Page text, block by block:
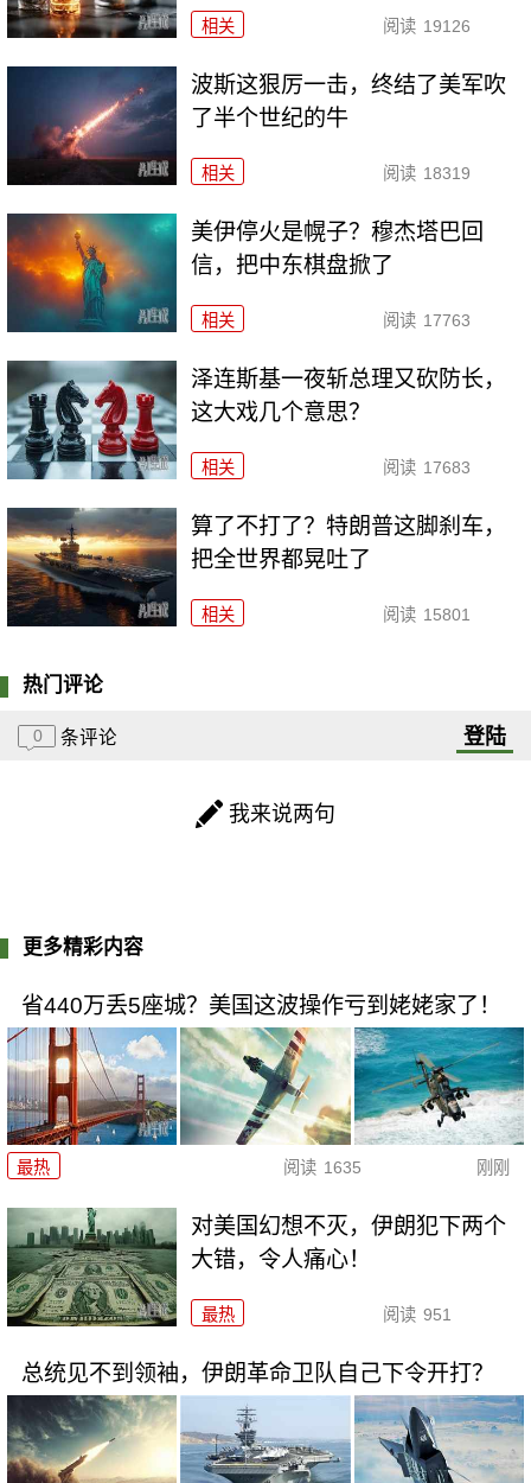
相关 阅读 19126
波斯这狠厉一击，终结了美军吹
了半个世纪的牛
相关 阅读 18319
美伊停火是幌子？穆杰塔巴回
信，把中东棋盘掀了
相关 阅读 17763
泽连斯基一夜斩总理又砍防长，
这大戏几个意思？
相关 阅读 17683
算了不打了？特朗普这脚刹车，
把全世界都晃吐了
相关 阅读 15801
热门评论
0 条评论 登陆
我来说两句
更多精彩内容
省440万丢5座城？美国这波操作亏到姥姥家了！
最热 阅读 1635 刚刚
对美国幻想不灭，伊朗犯下两个
大错，令人痛心！
最热 阅读 951
总统见不到领袖，伊朗革命卫队自己下令开打？